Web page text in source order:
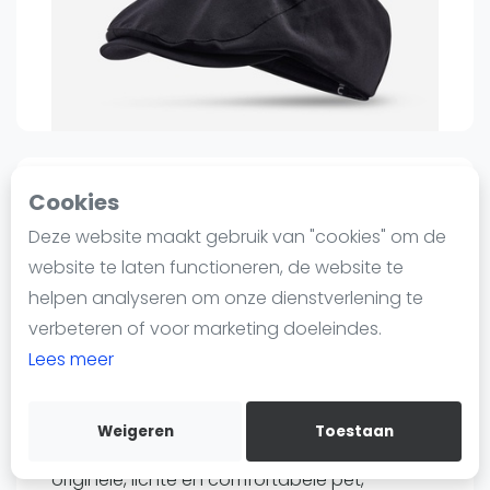
Cookies
Deze website maakt gebruik van "cookies" om de
website te laten functioneren, de website te
helpen analyseren om onze dienstverlening te
verbeteren of voor marketing doeleindes.
Lees meer
Weigeren Toestaan
Blog artikelen
Vragen over padel
Informatie
Over ons
Contact
Adverteren
Insights
WhatsApp
Join WhatsApp Community
0 0 Sinds 15 januari 2025 12:23
Artengo
Retro tennispet zwart maat
58
€999
Verzenden
Ontwikkeld voor tennissers op zoek naar een
originele, lichte en comfortabele pet,